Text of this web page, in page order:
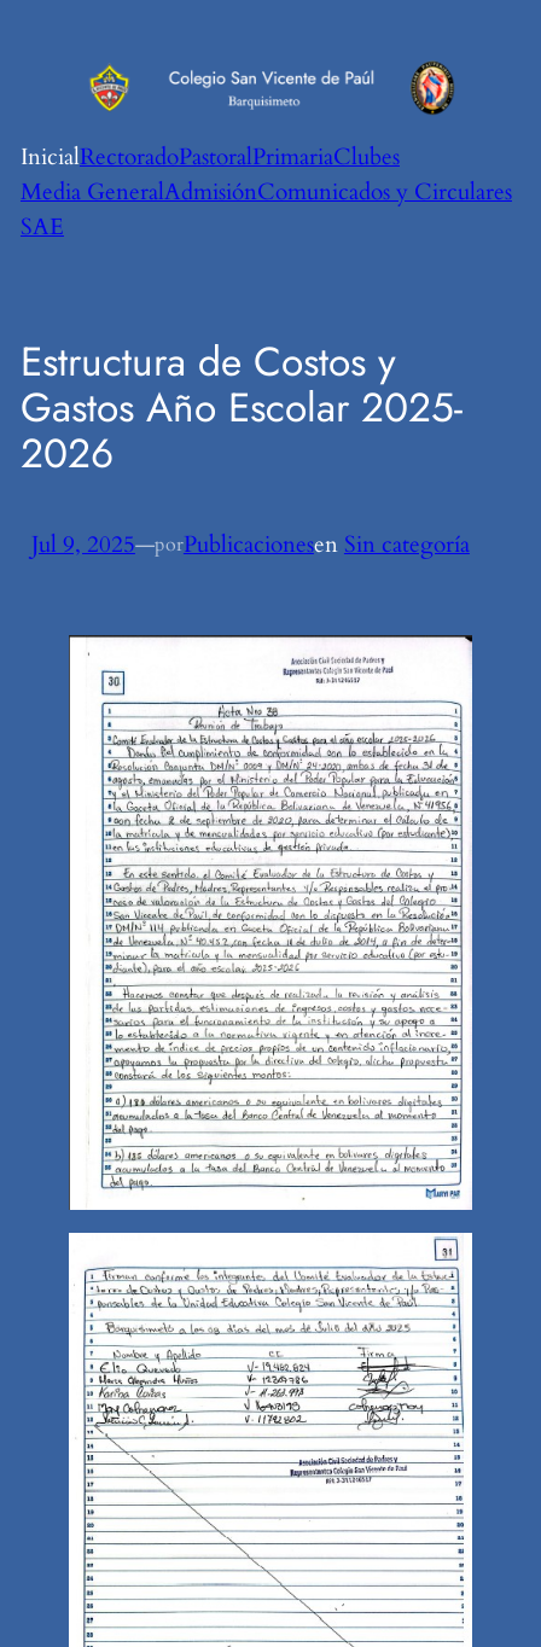
contenido
InicialRectoradoPastoralPrimariaClubes
Media GeneralAdmisiónComunicados y Circulares
SAE
Estructura de Costos y
Gastos Año Escolar 2025-
2026
Jul 9, 2025—porPublicacionesen Sin categoría